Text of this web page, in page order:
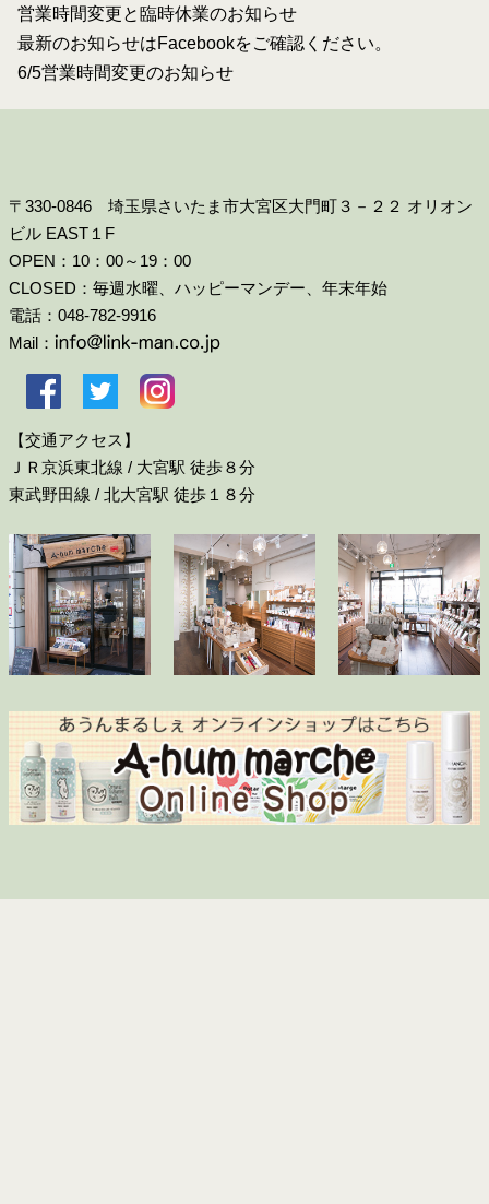
営業時間変更と臨時休業のお知らせ
最新のお知らせはFacebookをご確認ください。
6/5営業時間変更のお知らせ
〒330-0846 埼玉県さいたま市大宮区大門町３－２２ オリオン
ビル EAST１F
OPEN：10：00～19：00
CLOSED：毎週水曜、ハッピーマンデー、年末年始
電話：048-782-9916
Mail：
【交通アクセス】
ＪＲ京浜東北線 / 大宮駅 徒歩８分
東武野田線 / 北大宮駅 徒歩１８分